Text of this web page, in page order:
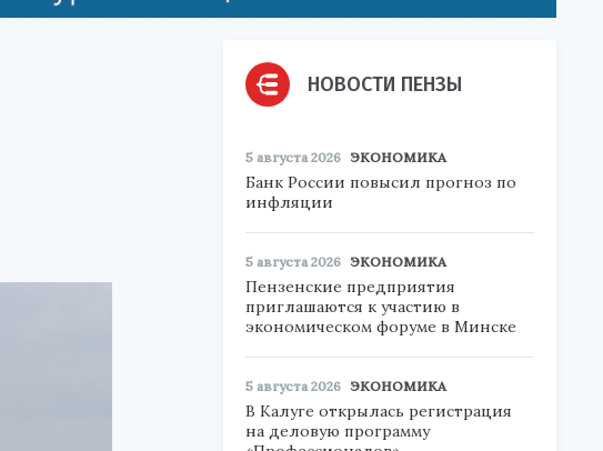
НОВОСТИ ПЕНЗЫ
5 августа 2026 ЭКОНОМИКА
Банк России повысил прогноз по
инфляции
5 августа 2026 ЭКОНОМИКА
Пензенские предприятия
приглашаются к участию в
экономическом форуме в Минске
5 августа 2026 ЭКОНОМИКА
В Калуге открылась регистрация
на деловую программу